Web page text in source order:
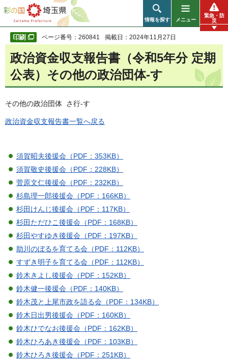
彩の国 埼玉県
情報を探す メニュー
緊急・防
災
ページ番号：260841 掲載日：2024年11月27日
政治資金収支報告書（令和5年分 定期
公表）その他の政治団体-す
その他の政治団体 さ行-す
政治資金収支報告書一覧へ戻る
須賀昭夫後援会（PDF：353KB）
須賀敬史後援会（PDF：228KB）
菅原文仁後援会（PDF：232KB）
杉島理一郎後援会（PDF：166KB）
杉田けんじ後援会（PDF：117KB）
杉田ただひこ後援会（PDF：168KB）
杉田やすゆき後援会（PDF：197KB）
助川のぼるを育てる会（PDF：112KB）
すずき明子を育てる会（PDF：112KB）
鈴木きよし後援会（PDF：152KB）
鈴木健一後援会（PDF：140KB）
鈴木茂と上尾市政を語る会（PDF：134KB）
鈴木日出男後援会（PDF：160KB）
鈴木ひでなお後援会（PDF：162KB）
鈴木ひろあき後援会（PDF：103KB）
鈴木ひろき後援会（PDF：251KB）